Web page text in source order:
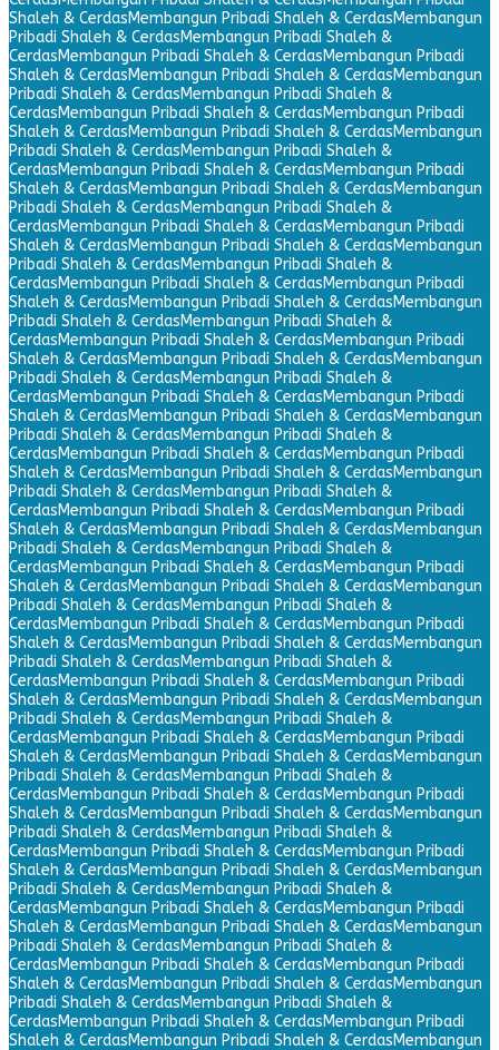
Shaleh & CerdasMembangun Pribadi Shaleh & CerdasMembangun
Pribadi Shaleh & CerdasMembangun Pribadi Shaleh &
CerdasMembangun Pribadi Shaleh & CerdasMembangun Pribadi
Shaleh & CerdasMembangun Pribadi Shaleh & CerdasMembangun
Pribadi Shaleh & CerdasMembangun Pribadi Shaleh &
CerdasMembangun Pribadi Shaleh & CerdasMembangun Pribadi
Shaleh & CerdasMembangun Pribadi Shaleh & CerdasMembangun
Pribadi Shaleh & CerdasMembangun Pribadi Shaleh &
CerdasMembangun Pribadi Shaleh & CerdasMembangun Pribadi
Shaleh & CerdasMembangun Pribadi Shaleh & CerdasMembangun
Pribadi Shaleh & CerdasMembangun Pribadi Shaleh &
CerdasMembangun Pribadi Shaleh & CerdasMembangun Pribadi
Shaleh & CerdasMembangun Pribadi Shaleh & CerdasMembangun
Pribadi Shaleh & CerdasMembangun Pribadi Shaleh &
CerdasMembangun Pribadi Shaleh & CerdasMembangun Pribadi
Shaleh & CerdasMembangun Pribadi Shaleh & CerdasMembangun
Pribadi Shaleh & CerdasMembangun Pribadi Shaleh &
CerdasMembangun Pribadi Shaleh & CerdasMembangun Pribadi
Shaleh & CerdasMembangun Pribadi Shaleh & CerdasMembangun
Pribadi Shaleh & CerdasMembangun Pribadi Shaleh &
CerdasMembangun Pribadi Shaleh & CerdasMembangun Pribadi
Shaleh & CerdasMembangun Pribadi Shaleh & CerdasMembangun
Pribadi Shaleh & CerdasMembangun Pribadi Shaleh &
CerdasMembangun Pribadi Shaleh & CerdasMembangun Pribadi
Shaleh & CerdasMembangun Pribadi Shaleh & CerdasMembangun
Pribadi Shaleh & CerdasMembangun Pribadi Shaleh &
CerdasMembangun Pribadi Shaleh & CerdasMembangun Pribadi
Shaleh & CerdasMembangun Pribadi Shaleh & CerdasMembangun
Pribadi Shaleh & CerdasMembangun Pribadi Shaleh &
CerdasMembangun Pribadi Shaleh & CerdasMembangun Pribadi
Shaleh & CerdasMembangun Pribadi Shaleh & CerdasMembangun
Pribadi Shaleh & CerdasMembangun Pribadi Shaleh &
CerdasMembangun Pribadi Shaleh & CerdasMembangun Pribadi
Shaleh & CerdasMembangun Pribadi Shaleh & CerdasMembangun
Pribadi Shaleh & CerdasMembangun Pribadi Shaleh &
CerdasMembangun Pribadi Shaleh & CerdasMembangun Pribadi
Shaleh & CerdasMembangun Pribadi Shaleh & CerdasMembangun
Pribadi Shaleh & CerdasMembangun Pribadi Shaleh &
CerdasMembangun Pribadi Shaleh & CerdasMembangun Pribadi
Shaleh & CerdasMembangun Pribadi Shaleh & CerdasMembangun
Pribadi Shaleh & CerdasMembangun Pribadi Shaleh &
CerdasMembangun Pribadi Shaleh & CerdasMembangun Pribadi
Shaleh & CerdasMembangun Pribadi Shaleh & CerdasMembangun
Pribadi Shaleh & CerdasMembangun Pribadi Shaleh &
CerdasMembangun Pribadi Shaleh & CerdasMembangun Pribadi
Shaleh & CerdasMembangun Pribadi Shaleh & CerdasMembangun
Pribadi Shaleh & CerdasMembangun Pribadi Shaleh &
CerdasMembangun Pribadi Shaleh & CerdasMembangun Pribadi
Shaleh & CerdasMembangun Pribadi Shaleh & CerdasMembangun
Pribadi Shaleh & CerdasMembangun Pribadi Shaleh &
CerdasMembangun Pribadi Shaleh & CerdasMembangun Pribadi
Shaleh & CerdasMembangun Pribadi Shaleh & CerdasMembangun
Pribadi Shaleh & CerdasMembangun Pribadi Shaleh &
CerdasMembangun Pribadi Shaleh & CerdasMembangun Pribadi
Shaleh & CerdasMembangun Pribadi Shaleh & CerdasMembangun